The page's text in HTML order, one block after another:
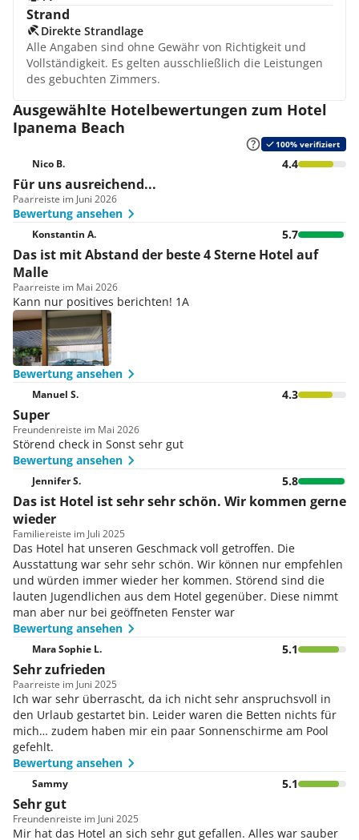
Strand
Direkte Strandlage
Alle Angaben sind ohne Gewähr von Richtigkeit und
Vollständigkeit. Es gelten ausschließlich die Leistungen
des gebuchten Zimmers.
Ausgewählte Hotelbewertungen zum Hotel
Ipanema Beach
100% verifiziert
Nico B. 4.4
Für uns ausreichend...
Paarreiste im Juni 2026
Bewertung ansehen
Konstantin A. 5.7
Das ist mit Abstand der beste 4 Sterne Hotel auf
Malle
Paarreiste im Mai 2026
Kann nur positives berichten! 1A
Bewertung ansehen
Manuel S. 4.3
Super
Freundenreiste im Mai 2026
Störend check in Sonst sehr gut
Bewertung ansehen
Jennifer S. 5.8
Das ist Hotel ist sehr sehr schön. Wir kommen gerne
wieder
Familiereiste im Juli 2025
Das Hotel hat unseren Geschmack voll getroffen. Die
Ausstattung war sehr sehr schön. Wir können nur empfehlen
und würden immer wieder her kommen. Störend sind die
lauten Jugendlichen aus dem Hotel gegenüber. Diese nimmt
man aber nur bei geöffneten Fenster war
Bewertung ansehen
Mara Sophie L. 5.1
Sehr zufrieden
Paarreiste im Juni 2025
Ich war sehr überrascht, da ich nicht sehr anspruchsvoll in
den Urlaub gestartet bin. Leider waren die Betten nichts für
mich… zudem haben mir ein paar Sonnenschirme am Pool
gefehlt.
Bewertung ansehen
Sammy 5.1
Sehr gut
Freundenreiste im Juni 2025
Mir hat das Hotel an sich sehr gut gefallen. Alles war sauber